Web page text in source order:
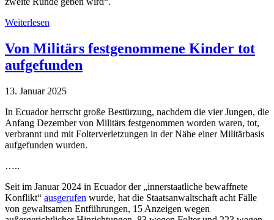
Weiterlesen
Von Militärs festgenommene Kinder tot
aufgefunden
13. Januar 2025
In Ecuador herrscht große Bestürzung, nachdem die vier Jungen, die
Anfang Dezember von Militärs festgenommen worden waren, tot,
verbrannt und mit Folterverletzungen in der Nähe einer Militärbasis
aufgefunden wurden.
…..
Seit im Januar 2024 in Ecuador der „innerstaatliche bewaffnete
Konflikt“ ausgerufen wurde, hat die Staatsanwaltschaft acht Fälle
von gewaltsamen Entführungen, 15 Anzeigen wegen